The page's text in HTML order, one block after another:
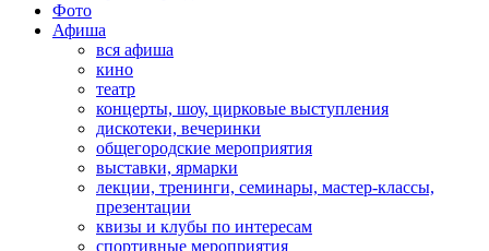
Фото
Афиша
вся афиша
кино
театр
концерты, шоу, цирковые выступления
дискотеки, вечеринки
общегородские мероприятия
выставки, ярмарки
лекции, тренинги, семинары, мастер-классы,
презентации
квизы и клубы по интересам
спортивные мероприятия